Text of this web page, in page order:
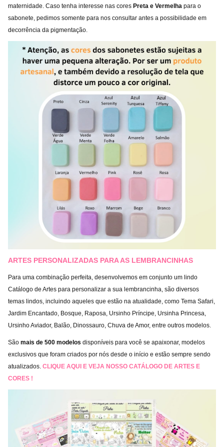
maternidade. Caso tenha interesse nas cores Preta e Vermelha para o
sabonete, pedimos somente para nos consultar antes a possibilidade em
decorrência da pigmentação.
ARTES PERSONALIZADAS PARA AS LEMBRANCINHAS
Para uma combinação perfeita, desenvolvemos em conjunto um lindo
Catálogo de Artes para personalizar a sua lembrancinha, são diversos
temas lindos, incluindo aqueles que estão na atualidade, como Tema Safari,
Jardim Encantado, Bosque, Raposa, Ursinho Príncipe, Ursinha Princesa,
Ursinho Aviador, Balão, Dinossauro, Chuva de Amor, entre outros modelos.
São mais de 500 modelos disponíveis para você se apaixonar, modelos
exclusivos que foram criados por nós desde o início e estão sempre sendo
atualizados. CLIQUE AQUI E VEJA NOSSO CATÁLOGO DE ARTES E
CORES !